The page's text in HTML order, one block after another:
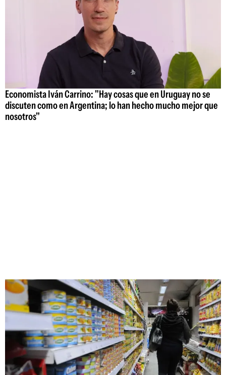
Economista Iván Carrino: "Hay cosas que en Uruguay no se
discuten como en Argentina; lo han hecho mucho mejor que
nosotros"